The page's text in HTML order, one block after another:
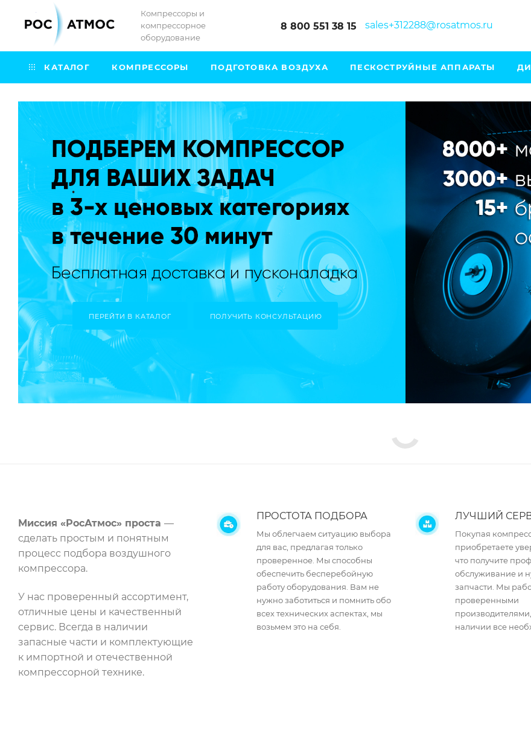
Компрессоры и
компрессорное
оборудование
8 800 551 38 15 sales+312288@rosatmos.ru
КАТАЛОГ КОМПРЕССОРЫ ПОДГОТОВКА ВОЗДУХА ПЕСКОСТРУЙНЫЕ АППАРАТЫ
.
ПЕРЕЙТИ В КАТАЛОГ ПОЛУЧИТЬ КОНСУЛЬТАЦИЮ
Миссия «РосАтмос» проста —
сделать простым и понятным
процесс подбора воздушного
компрессора.
У нас проверенный ассортимент,
отличные цены и качественный
сервис. Всегда в наличии
запасные части и комплектующие
к импортной и отечественной
компрессорной технике.
ПРОСТОТА ПОДБОРА
Мы облегчаем ситуацию выбора
для вас, предлагая только
проверенное. Мы способны
обеспечить бесперебойную
работу оборудования. Вам не
нужно заботиться и помнить обо
всех технических аспектах, мы
возьмем это на себя.
ЛУЧШИЙ
Покупая
приобретаете
что получите
обслуживание и
запчасти. Мы
проверенными
наличии все